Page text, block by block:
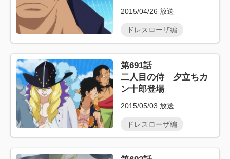
2015/04/26 放送
ドレスローザ編
第691話
二人目の侍 夕立ちカ
ン十郎登場
2015/05/03 放送
ドレスローザ編